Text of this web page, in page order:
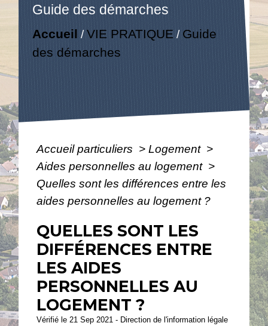
Guide des démarches
Accueil /VIE PRATIQUE / Guide
des démarches
Accueil particuliers > Logement >
Aides personnelles au logement >
Quelles sont les différences entre les
aides personnelles au logement ?
QUELLES SONT LES
DIFFÉRENCES ENTRE
LES AIDES
PERSONNELLES AU
LOGEMENT ?
Vérifié le 21 Sep 2021 - Direction de l'information légale